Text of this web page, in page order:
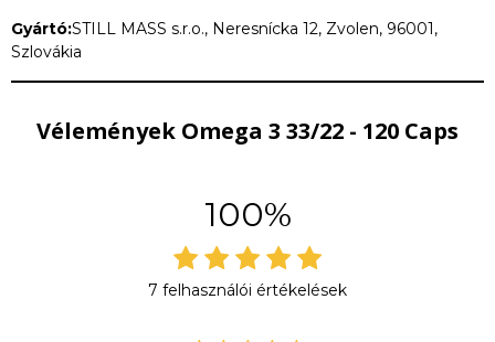
Gyártó:STILL MASS s.r.o., Neresnícka 12, Zvolen, 96001,
Szlovákia
Vélemények Omega 3 33/22 - 120 Caps
100%
7 felhasználói értékelések